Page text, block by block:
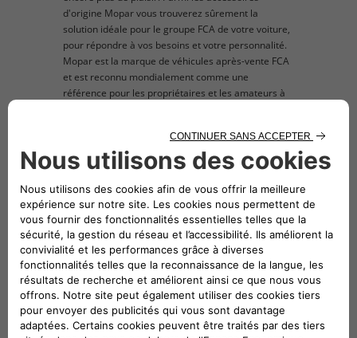
d'origine Mopar vous trouverez sûrement la
solution idéale pour le groupe FCA de votre voiture,
pour répondre à vos besoins et votre personnalité.
Mopar est la marque de véhicules après-vente FCA
et est reconnu mondialement comme une
référence pour les propriétaires et les amateurs à
du produit mis en vente est purement titre indicatif
et d'illustration.
description technique
A installer sur les barres de toit transversales.
Véhicules compatibles